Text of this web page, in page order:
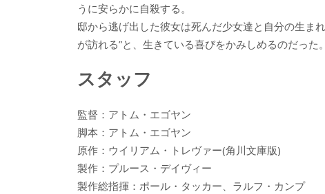
うに安らかに自殺する。
邸から逃げ出した彼女は死んだ少女達と自分の生ま
が訪れる”と、生きている喜びをかみしめるのだった。
スタッフ
監督：アトム・エゴヤン
脚本：アトム・エゴヤン
原作：ウイリアム・トレヴァー(角川文庫版)
製作：プルース・デイヴィー
製作総指揮：ポール・タッカー、ラルフ・カンプ